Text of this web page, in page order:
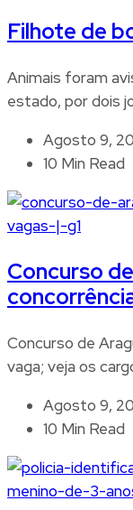
Filhote de
Animais foram
estado, por dois
Agosto 9,
10 Min Read
Concurso
Concurso de
vaga; veja os
Agosto 9,
10 Min Read